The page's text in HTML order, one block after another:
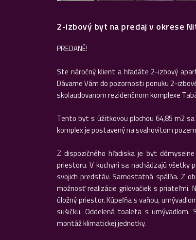
2-izbový byt na predaj v okrese
PREDANÉ!
Ste náročný klient a hľadáte 2-izbový
Dávame Vám do pozornosti ponuku 2-
skolaudovanom rezidenčnom komplexe
Tento byt s úžitkovou plochou 64,85 m2
komplex je postavený na svahovitom
Z dispozičného hľadiska je byt
priestoru. V kuchyni sa nachádzajú všetky
svojich predstáv. Samostatná spálňa. Z
možnosť realizácie grilovačiek s
úložný priestor. Kúpeľňa s vaňou,
sušičku. Oddelená toaleta s
montáž klimatickej jednotky.